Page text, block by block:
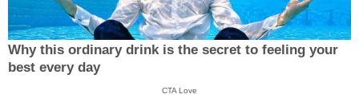
Why this ordinary drink is the secret to feeling your
best every day
CTA Love